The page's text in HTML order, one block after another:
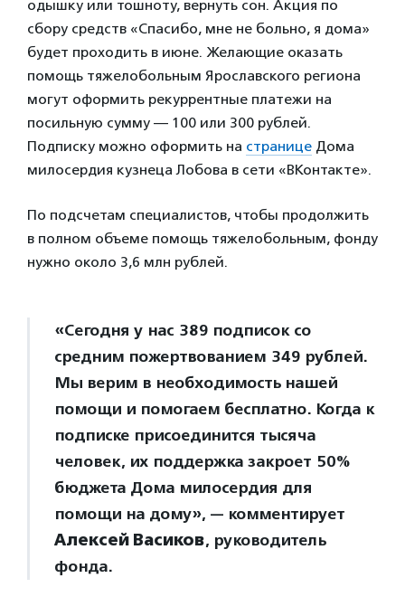
одышку или тошноту, вернуть сон. Акция по
сбору средств «Спасибо, мне не больно, я дома»
будет проходить в июне. Желающие оказать
помощь тяжелобольным Ярославского региона
могут оформить рекуррентные платежи на
посильную сумму — 100 или 300 рублей.
Подписку можно оформить на странице Дома
милосердия кузнеца Лобова в сети «ВКонтакте».
По подсчетам специалистов, чтобы продолжить
в полном объеме помощь тяжелобольным, фонду
нужно около 3,6 млн рублей.
«Сегодня у нас 389 подписок со
средним пожертвованием 349 рублей.
Мы верим в необходимость нашей
помощи и помогаем бесплатно. Когда к
подписке присоединится тысяча
человек, их поддержка закроет 50%
бюджета Дома милосердия для
помощи на дому», — комментирует
Алексей Васиков, руководитель
фонда.